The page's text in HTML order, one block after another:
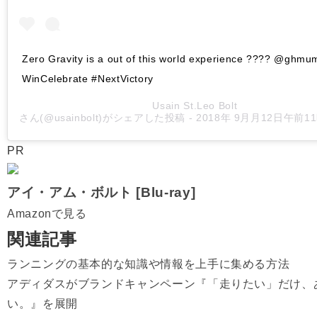
Zero Gravity is a out of this world experience ????
WinCelebrate #NextVictory
Usain St.Leo Bolt
さん(@usainbolt)がシェアした投稿 - 2018年 9月月12日午前
PR
アイ・アム・ボルト [Blu-ray]
Amazonで見る
関連記事
ランニングの基本的な知識や情報を上手に集める方法
アディダスがブランドキャンペーン『「走りたい」だけ、
い。』を展開